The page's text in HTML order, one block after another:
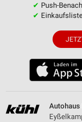
✔ Push-
✔
Autohaus